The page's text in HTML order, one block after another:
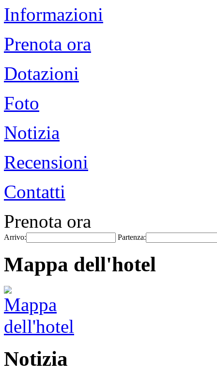
Informazioni
Prenota ora
Dotazioni
Foto
Notizia
Recensioni
Contatti
Prenota ora
Arrivo: Partenza:
Mappa dell'hotel
Notizia